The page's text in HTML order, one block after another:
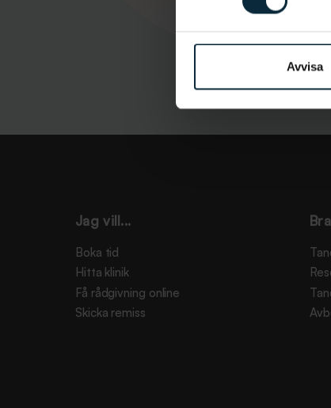
Avvisa
Jag vill...
Boka tid
Hitta klinik
Få rådgivning online
Skicka remiss